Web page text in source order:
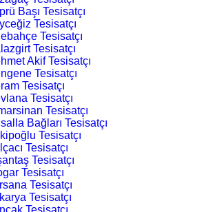
Başı Tesisatçı
Tesisatçı
Tesisatçı
Tesisatçı
Akif Tesisatçı
Tesisatçı
Tesisatçı
Tesisatçı
Tesisatçı
Bağları Tesisatçı
Tesisatçı
Tesisatçı
Tesisatçı
Tesisatçı
Tesisatçı
Tesisatçı